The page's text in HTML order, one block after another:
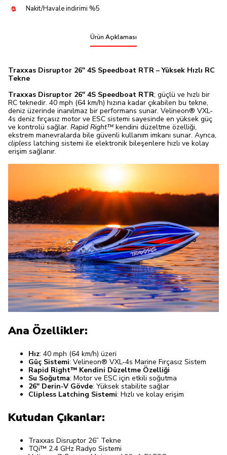
Nakit/Havale indirimi %5
Ürün Açıklaması
Traxxas Disruptor 26" 4S Speedboat RTR – Yüksek Hızlı RC
Tekne
Traxxas Disruptor 26" 4S Speedboat RTR; güçlü ve hızlı bir
RC teknedir. 40 mph (64 km/h) hızına kadar çıkabilen bu tekne,
deniz üzerinde inanılmaz bir performans sunar. Velineon® VXL-
4s deniz fırçasız motor ve ESC sistemi sayesinde en yüksek güç
ve kontrolü sağlar. Rapid Right™ kendini düzeltme özelliği,
ekstrem manevralarda bile güvenli kullanım imkanı sunar. Ayrıca,
clipless latching sistemi ile elektronik bileşenlere hızlı ve kolay
erişim sağlanır.
Ana Özellikler:
Hız: 40 mph (64 km/h) üzeri
Güç Sistemi: Velineon® VXL-4s Marine Fırçasız Sistem
Rapid Right™ Kendini Düzeltme Özelliği
Su Soğutma: Motor ve ESC için etkili soğutma
26" Derin-V Gövde: Yüksek stabilite sağlar
Clipless Latching Sistemi: Hızlı ve kolay erişim
Kutudan Çıkanlar:
Traxxas Disruptor 26” Tekne
TQi™ 2.4 GHz Radyo Sistemi